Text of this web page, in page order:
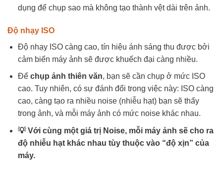
dụng để chụp sao mà không tạo thành vệt dài trên ảnh.
Độ nhạy ISO
Độ nhạy ISO càng cao, tín hiệu ánh sáng thu được bởi
cảm biến máy ảnh sẽ được khuếch đại càng nhiều.
Để chụp ảnh thiên văn, bạn sẽ cần chụp ở mức ISO
cao. Tuy nhiên, có sự đánh đổi trong việc này: ISO càng
cao, càng tạo ra nhiều noise (nhiễu hạt) bạn sẽ thấy
trong ảnh, và mỗi máy ảnh có mức noise khác nhau.
💡 Với cùng một giá trị Noise, mỗi máy ảnh sẽ cho ra
độ nhiễu hạt khác nhau tùy thuộc vào “độ xịn” của
máy.